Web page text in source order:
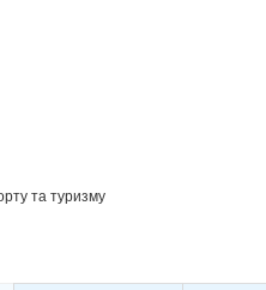
та туризму